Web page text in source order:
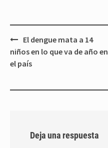
Navegación
de
entradas
El dengue mata a 14
niños en lo que va de año en
el país
Deja una respuesta